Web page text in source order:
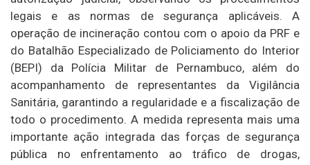
legais e as normas de segurança aplicáveis. A
operação de incineração contou com o apoio da PRF e
do Batalhão Especializado de Policiamento do Interior
(BEPI) da Polícia Militar de Pernambuco, além do
acompanhamento de representantes da Vigilância
Sanitária, garantindo a regularidade e a fiscalização de
todo o procedimento. A medida representa mais uma
importante ação integrada das forças de segurança
pública no enfrentamento ao tráfico de drogas,